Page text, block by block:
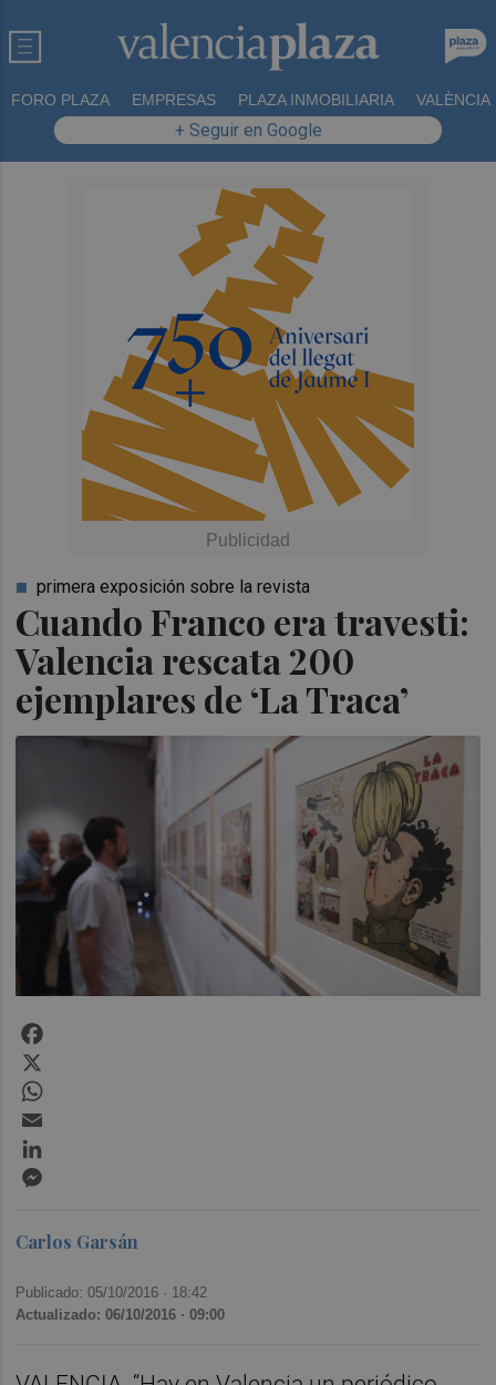
FORO PLAZA EMPRESAS PLAZA INMOBILIARIA VALÈNCIA
+ Seguir en Google
Cuando Franco era travesti:
Valencia rescata 200
ejemplares de ‘La Traca’
primera exposición sobre la revista
Carlos Garsán
Publicado: 05/10/2016 · 18:42
Actualizado: 06/10/2016 · 09:00